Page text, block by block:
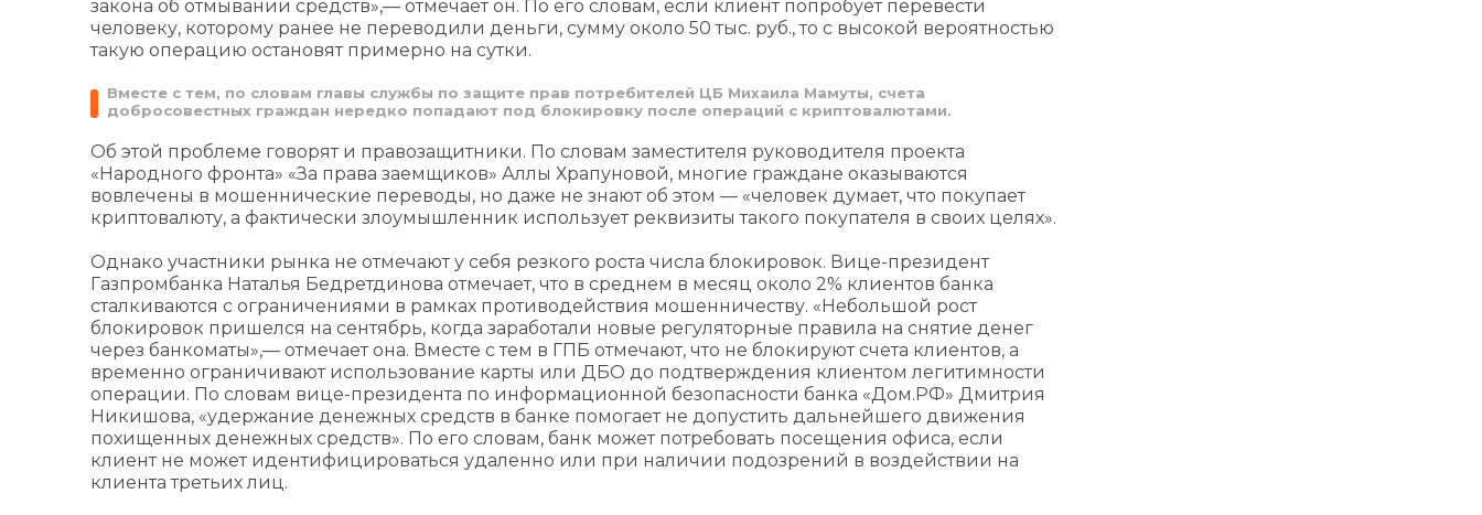
закона об отмывании средств»,— отмечает он. По его словам, если клиент попробует перевести
человеку, которому ранее не переводили деньги, сумму около 50 тыс. руб., то с высокой вероятностью
такую операцию остановят примерно на сутки.
Вместе с тем, по словам главы службы по защите прав потребителей ЦБ Михаила Мамуты, счета
добросовестных граждан нередко попадают под блокировку после операций с криптовалютами.
Об этой проблеме говорят и правозащитники. По словам заместителя руководителя проекта
«Народного фронта» «За права заемщиков» Аллы Храпуновой, многие граждане оказываются
вовлечены в мошеннические переводы, но даже не знают об этом — «человек думает, что покупает
криптовалюту, а фактически злоумышленник использует реквизиты такого покупателя в своих целях».
Однако участники рынка не отмечают у себя резкого роста числа блокировок. Вице-президент
Газпромбанка Наталья Бедретдинова отмечает, что в среднем в месяц около 2% клиентов банка
сталкиваются с ограничениями в рамках противодействия мошенничеству. «Небольшой рост
блокировок пришелся на сентябрь, когда заработали новые регуляторные правила на снятие денег
через банкоматы»,— отмечает она. Вместе с тем в ГПБ отмечают, что не блокируют счета клиентов, а
временно ограничивают использование карты или ДБО до подтверждения клиентом легитимности
операции. По словам вице-президента по информационной безопасности банка «Дом.РФ» Дмитрия
Никишова, «удержание денежных средств в банке помогает не допустить дальнейшего движения
похищенных денежных средств». По его словам, банк может потребовать посещения офиса, если
клиент не может идентифицироваться удаленно или при наличии подозрений в воздействии на
клиента третьих лиц.